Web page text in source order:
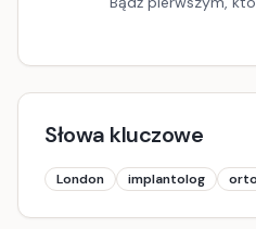
Słowa kluczowe
London implantolog